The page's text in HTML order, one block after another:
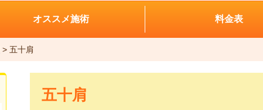
オススメ施術 料金表
> 五十肩
五十肩